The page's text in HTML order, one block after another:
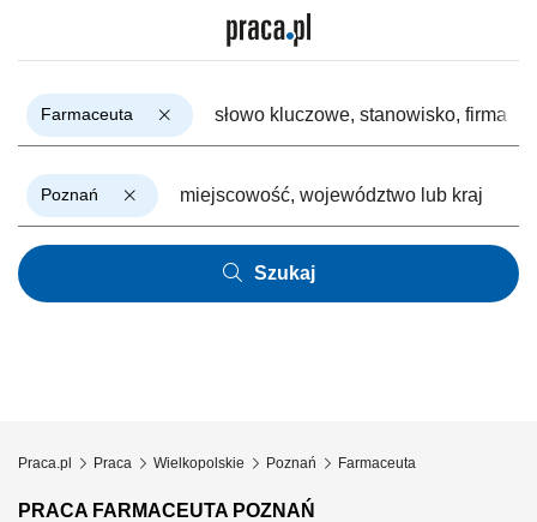
Farmaceuta
Poznań
Szukaj
Praca.pl Praca Wielkopolskie Poznań Farmaceuta
PRACA FARMACEUTA POZNAŃ